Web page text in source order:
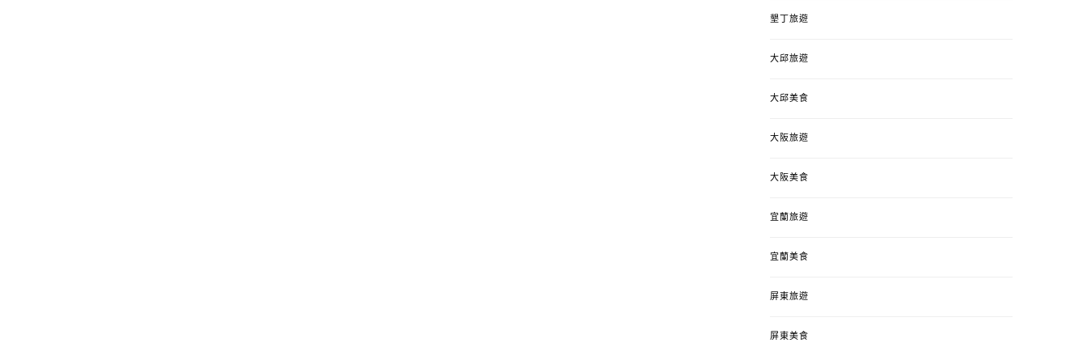
墾丁旅遊
大邱旅遊
大邱美食
大阪旅遊
大阪美食
宜蘭旅遊
宜蘭美食
屏東旅遊
屏東美食